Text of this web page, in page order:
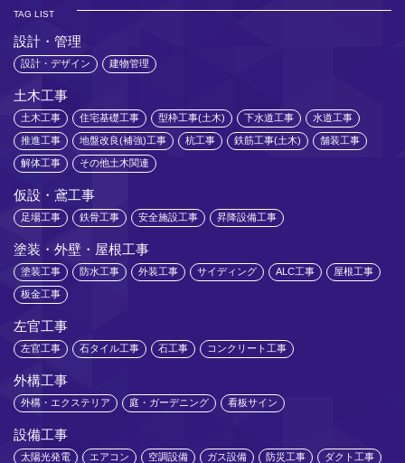
TAG LIST
設計・管理
設計・デザイン 建物管理
土木工事
土木工事 住宅基礎工事 型枠工事(土木) 下水道工事 水道工事
推進工事 地盤改良(補強)工事 杭工事 鉄筋工事(土木) 舗装工事
解体工事 その他土木関連
仮設・鳶工事
足場工事 鉄骨工事 安全施設工事 昇降設備工事
塗装・外壁・屋根工事
塗装工事 防水工事 外装工事 サイディング ALC工事 屋根工事
板金工事
左官工事
左官工事 石タイル工事 石工事 コンクリート工事
外構工事
外構・エクステリア 庭・ガーデニング 看板サイン
設備工事
太陽光発電 エアコン 空調設備 ガス設備 防災工事 ダクト工事